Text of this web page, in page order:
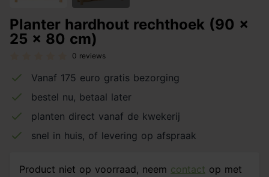
Planter hardhout rechthoek (90 x
25 x 80 cm)
0 reviews
Vanaf 175 euro gratis bezorging
bestel nu, betaal later
planten direct vanaf de kwekerij
snel in huis, of levering op afspraak
Product niet op voorraad, neem contact op met